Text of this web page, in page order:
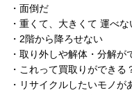
・面倒だ
・重くて、大きくて 運べな
・2階から降ろせない
・取り外しや解体・分解が
・これって買取りができる
・リサイクルしたいモノが